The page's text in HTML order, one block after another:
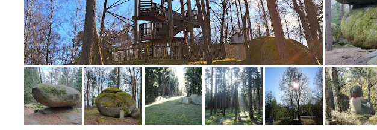
Bild melden
von Theresia
Bild
von Elisabeth